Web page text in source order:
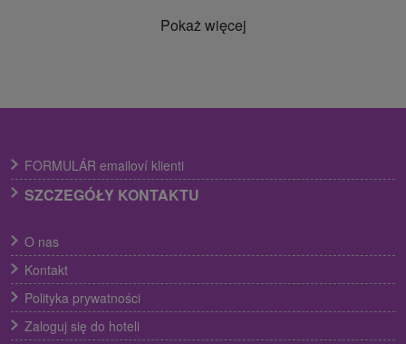
Pokaż więcej
FORMULÁR emailoví klienti
SZCZEGÓŁY KONTAKTU
O nas
Kontakt
Polityka prywatności
Zaloguj się do hoteli